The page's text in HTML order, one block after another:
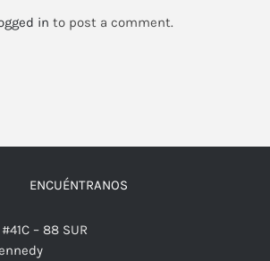
in to post a comment.
ENCUÉNTRANOS
– 88 SUR